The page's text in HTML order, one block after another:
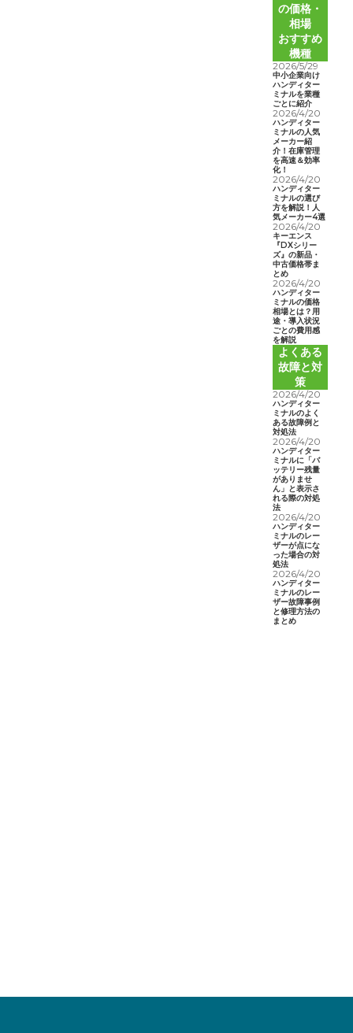
の価格・
相場
おすすめ
機種
2026/5/29
中小企業向け
ハンディター
ミナルを業種
ごとに紹介
2026/4/20
ハンディター
ミナルの人気
メーカー紹
介！在庫管理
を高速＆効率
化！
2026/4/20
ハンディター
ミナルの選び
方を解説！人
気メーカー4選
2026/4/20
キーエンス
『DXシリー
ズ』の新品・
中古価格帯ま
とめ
2026/4/20
ハンディター
ミナルの価格
相場とは？用
途・導入状況
ごとの費用感
を解説
よくある
故障と対
策
2026/4/20
ハンディター
ミナルのよく
ある故障例と
対処法
2026/4/20
ハンディター
ミナルに「バ
ッテリー残量
がありませ
ん」と表示さ
れる際の対処
法
2026/4/20
ハンディター
ミナルのレー
ザーが点にな
った場合の対
処法
2026/4/20
ハンディター
ミナルのレー
ザー故障事例
と修理方法の
まとめ